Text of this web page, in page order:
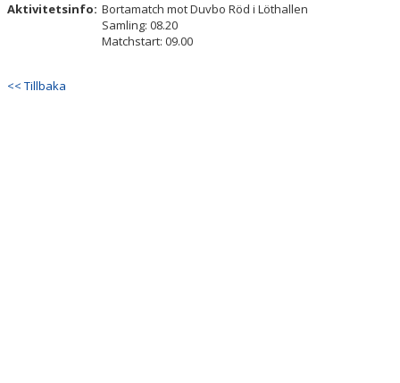
Aktivitetsinfo: Bortamatch mot Duvbo Röd i Löthallen
Samling: 08.20
Matchstart: 09.00
<< Tillbaka